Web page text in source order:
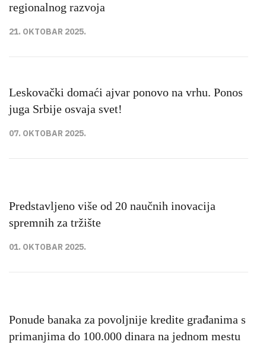
regionalnog razvoja
21. OKTOBAR 2025.
Leskovački domaći ajvar ponovo na vrhu. Ponos
juga Srbije osvaja svet!
07. OKTOBAR 2025.
Predstavljeno više od 20 naučnih inovacija
spremnih za tržište
01. OKTOBAR 2025.
Ponude banaka za povoljnije kredite građanima s
primanjima do 100.000 dinara na jednom mestu